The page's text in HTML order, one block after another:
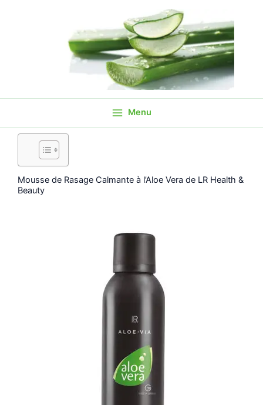
Menu
Mousse de Rasage Calmante à l’Aloe Vera de LR Health &
Beauty